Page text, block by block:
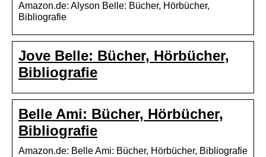
Amazon.de: Alyson Belle: Bücher, Hörbücher,
Bibliografie
Jove Belle: Bücher, Hörbücher,
Bibliografie
Belle Ami: Bücher, Hörbücher,
Bibliografie
Amazon.de: Belle Ami: Bücher, Hörbücher, Bibliografie